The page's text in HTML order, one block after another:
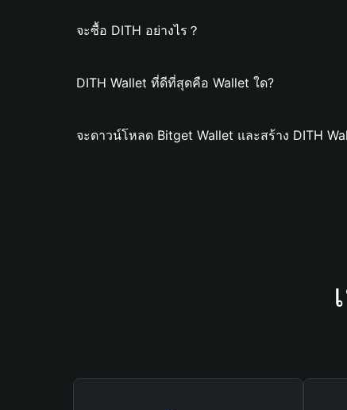
จะซื้อ DITH อย่างไร？
DITH Wallet ที่ดีที่สุดคือ Wallet ใด?
จะดาวน์โหลด Bitget Wallet และสร้าง DITH